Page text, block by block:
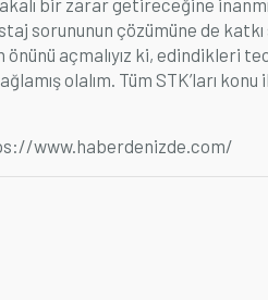
sorununun çözümüne de
önünü açmalıyız ki,
olalım. Tüm STK’ları
www.haberdenizde.com/